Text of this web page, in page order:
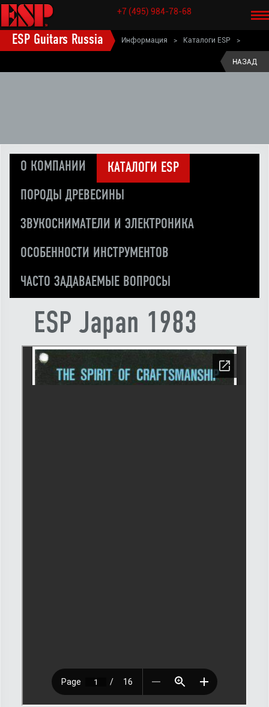
+7 (495) 984-78-68
ESP Guitars Russia Информация > Каталоги ESP >
НАЗАД
О КОМПАНИИ КАТАЛОГИ ESP
ПОРОДЫ ДРЕВЕСИНЫ
ЗВУКОСНИМАТЕЛИ И ЭЛЕКТРОНИКА
ОСОБЕННОСТИ ИНСТРУМЕНТОВ
ЧАСТО ЗАДАВАЕМЫЕ ВОПРОСЫ
ESP Japan 1983